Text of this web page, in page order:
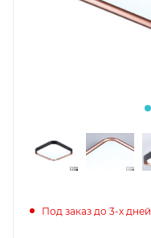
Под заказ до 3-х дней